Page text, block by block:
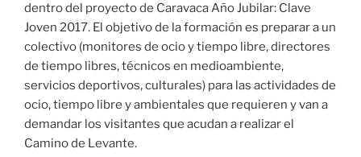
dentro del proyecto de Caravaca Año Jubilar: Clave
Joven 2017. El objetivo de la formación es preparar a un
colectivo (monitores de ocio y tiempo libre, directores
de tiempo libres, técnicos en medioambiente,
servicios deportivos, culturales) para las actividades de
ocio, tiempo libre y ambientales que requieren y van a
demandar los visitantes que acudan a realizar el
Camino de Levante.